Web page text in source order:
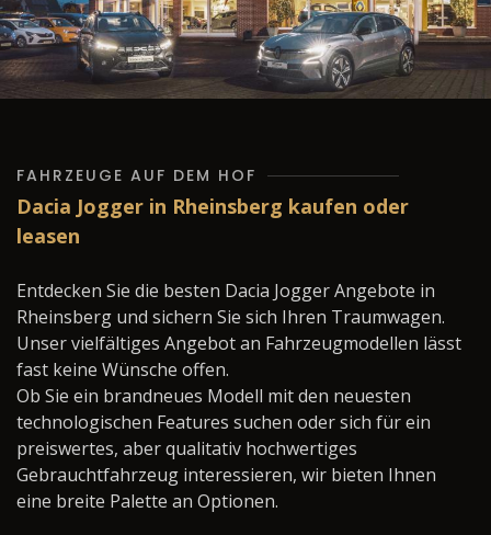
FAHRZEUGE AUF DEM HOF
Dacia Jogger in Rheinsberg kaufen oder
leasen
Entdecken Sie die besten Dacia Jogger Angebote in
Rheinsberg und sichern Sie sich Ihren Traumwagen.
Unser vielfältiges Angebot an Fahrzeugmodellen lässt
fast keine Wünsche offen.
Ob Sie ein brandneues Modell mit den neuesten
technologischen Features suchen oder sich für ein
preiswertes, aber qualitativ hochwertiges
Gebrauchtfahrzeug interessieren, wir bieten Ihnen
eine breite Palette an Optionen.